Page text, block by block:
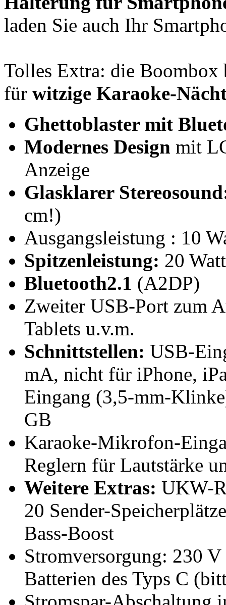
laden Sie auch Ihr
Tolles Extra: die
für witzige Karaoke-
Ghettoblaster mit
Modernes Design mit
Anzeige
Glasklarer
cm!)
Ausgangsleistung : 10
Spitzenleistung: 20 Watt
Bluetooth2.1 (A2DP)
Zweiter USB-Port zum
Tablets u.v.m.
Schnittstellen: USB-
mA, nicht für iPhone,
Eingang (3,5-mm-
GB
Karaoke-Mikrofon-
Reglern für Lautstärke
Weitere Extras: UKW-
20 Sender-
Bass-Boost
Stromversorgung: 230
Batterien des Typs C